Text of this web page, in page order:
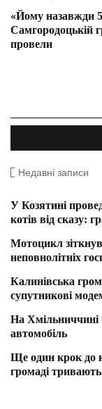
«Йому назавжди
Самгородоцькій
провели
Недавні записи
У Козятині
котів від сказу:
Мотоцикл
неповнолітніх
Калинівська
супутникові
На Хмільниччині
автомобіль
Ще один крок до
громаді